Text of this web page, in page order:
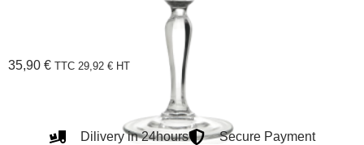
35,90 € TTC 29,92 € HT
Dilivery in 24hours
Secure Payment